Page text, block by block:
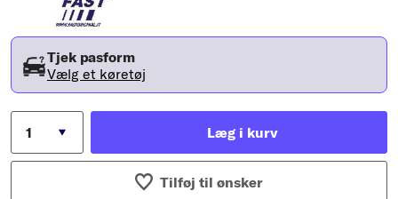
Tjek pasform
Vælg et køretøj
Læg i kurv
Tilføj til ønsker